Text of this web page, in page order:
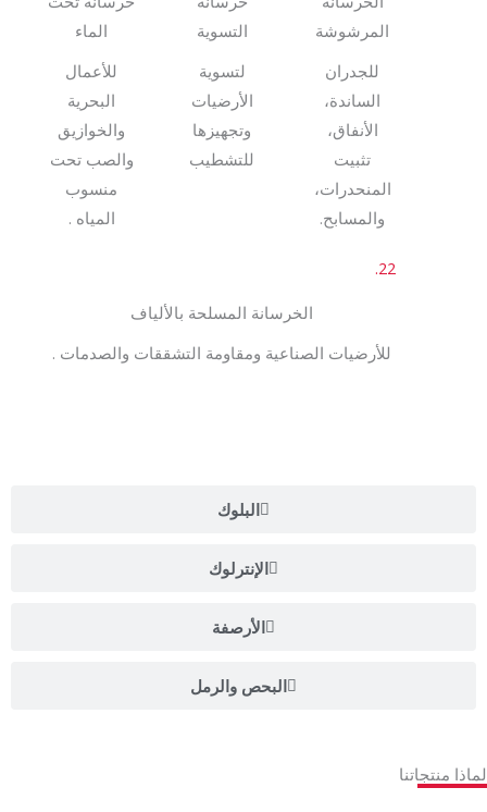
البلوك
الإنترلوك
الأرصفة
البحص والرمل
اﻟﻤﺮﺷﻮﺷﺔ
ﻟﻠﺠﺪران
اﻟﺴﺎﻧﺪة،
اﻷﻧﻔﺎق،
ﺗﺜﺒﻴﺖ
اﻟﻤﻨﺤﺪرات،
واﻟﻤﺴﺎﺑﺢ.
اﻟﺘﺴﻮﻳﺔ
ﻟﺘﺴﻮﻳﺔ
اﻷرﺿﻴﺎت
وﺗﺠﻬﻴﺰﻫﺎ
ﻟﻠﺘﺸﻄﻴﺐ
اﻟﻤﺎء
ﻟﻸﻋﻤﺎل
اﻟﺒﺤﺮﻳﺔ
واﻟﺨﻮازﻳﻖ
واﻟﺼﺐ ﺗﺤﺖ
ﻣﻨﺴﻮب
اﻟﻤﻴﺎه .
22.
اﻟﺨﺮﺳﺎﻧﺔ اﻟﻤﺴﻠﺤﺔ ﺑﺎﻷﻟﻴﺎف
ﻟﻸرﺿﻴﺎت اﻟﺼﻨﺎﻋﻴﺔ وﻣﻘﺎوﻣﺔ اﻟﺘﺸﻘﻘﺎت واﻟﺼﺪﻣﺎت .
لماذا منتجاتنا